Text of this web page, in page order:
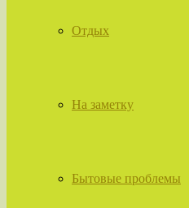
Отдых
На заметку
Бытовые проблемы